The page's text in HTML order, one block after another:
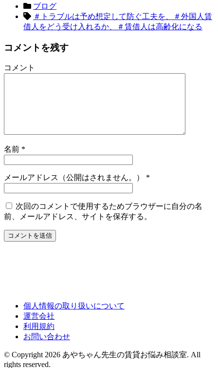
ブログ
＃トラブルは予め想定して防ぐ工夫を、＃外国人賃
借人をどう受け入れるか、＃賃借人は高齢化になる
コメントを残す
コメント
名前 *
メールアドレス（公開はされません。） *
次回のコメントで使用するためブラウザーに自分の名
前、メールアドレス、サイトを保存する。
個人情報の取り扱いについて
運営会社
利用規約
お問い合わせ
© Copyright 2026 あやちゃん先生の賃貸お悩み相談室. All
rights reserved.